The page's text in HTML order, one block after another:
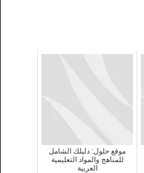
موقع حلول: دليلك الشامل
للمناهج والمواد التعليمية
العربية